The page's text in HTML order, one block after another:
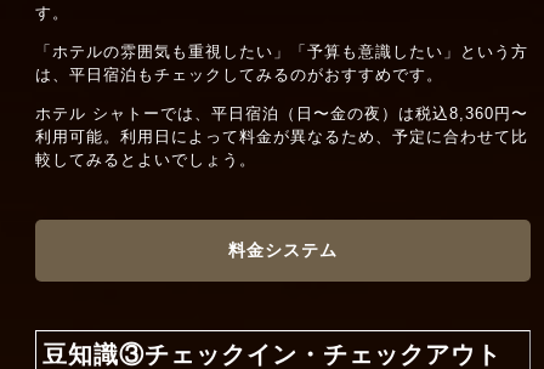
す。
「ホテルの雰囲気も重視したい」「予算も意識したい」という方
は、平日宿泊もチェックしてみるのがおすすめです。
ホテル シャトーでは、平日宿泊（日〜金の夜）は税込8,360円〜
利用可能。利用日によって料金が異なるため、予定に合わせて比
較してみるとよいでしょう。
料金システム
豆知識③チェックイン・チェックアウト